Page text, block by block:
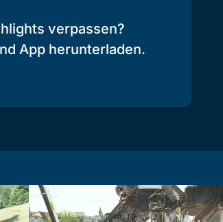
verpassen?
App herunterladen.